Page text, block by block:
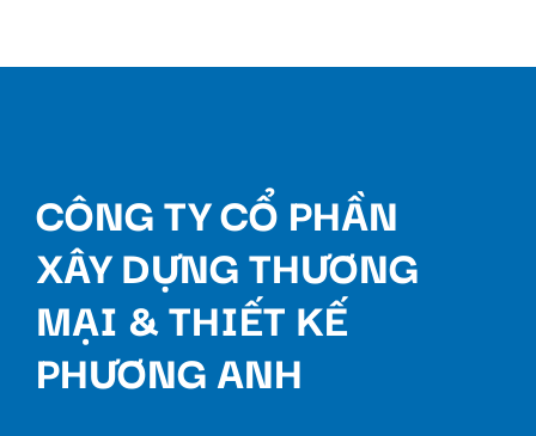
CÔNG TY CỔ PHẦN
XÂY DỰNG THƯƠNG
MẠI & THIẾT KẾ
PHƯƠNG ANH